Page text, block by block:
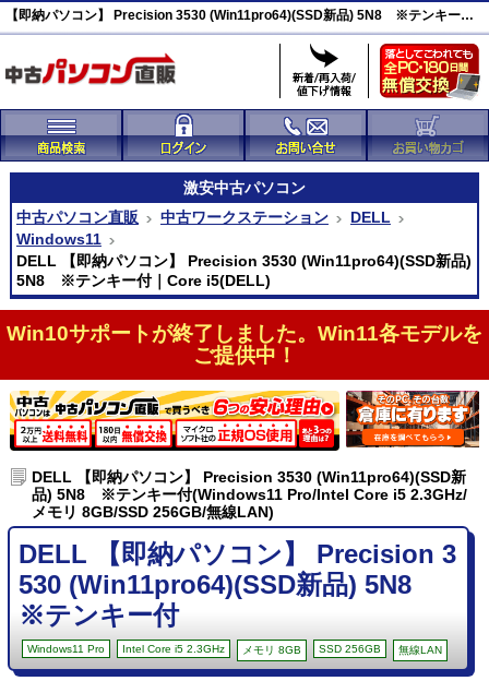
【即納パソコン】 Precision 3530 (Win11pro64)(SSD新品) 5N8 ※テンキー付 DELL 激安ワークステーション(44391)
激安中古パソコン
中古パソコン直販
中古ワークステーション
DELL
Windows11
DELL 【即納パソコン】 Precision 3530 (Win11pro64)(SSD新品)
5N8 ※テンキー付｜Core i5(DELL)
Win10サポートが終了しました。Win11各モデルを
ご提供中！
DELL 【即納パソコン】 Precision 3530 (Win11pro64)(SSD新
品) 5N8 ※テンキー付(Windows11 Pro/Intel Core i5 2.3GHz/
メモリ 8GB/SSD 256GB/無線LAN)
DELL 【即納パソコン】 Precision 3
530 (Win11pro64)(SSD新品) 5N8
※テンキー付
Windows11 Pro Intel Core i5 2.3GHz メモリ 8GB SSD 256GB 無線LAN